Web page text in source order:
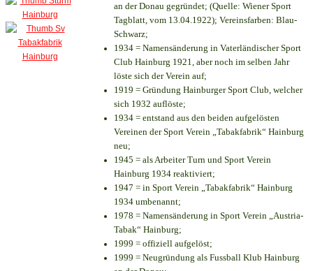
an der Donau gegründet; (Quelle: Wiener Sport
Tagblatt, vom 13.04.1922); Vereinsfarben: Blau-
Schwarz;
1934 = Namensänderung in Vaterländischer Sport
Club Hainburg 1921, aber noch im selben Jahr
löste sich der Verein auf;
1919 = Gründung Hainburger Sport Club, welcher
sich 1932 auflöste;
1934 = entstand aus den beiden aufgelösten
Vereinen der Sport Verein „Tabakfabrik“ Hainburg
neu;
1945 = als Arbeiter Turn und Sport Verein
Hainburg 1934 reaktiviert;
1947 = in Sport Verein „Tabakfabrik“ Hainburg
1934 umbenannt;
1978 = Namensänderung in Sport Verein „Austria-
Tabak“ Hainburg;
1999 = offiziell aufgelöst;
1999 = Neugründung als Fussball Klub Hainburg